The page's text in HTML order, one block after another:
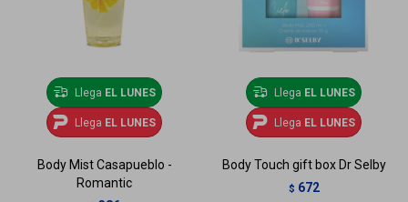
Llega EL LUNES
Llega EL LUNES
Body Mist Casapueblo -
Romantic
Llega EL LUNES
Llega EL LUNES
Body Touch gift box Dr Selby
$ 672